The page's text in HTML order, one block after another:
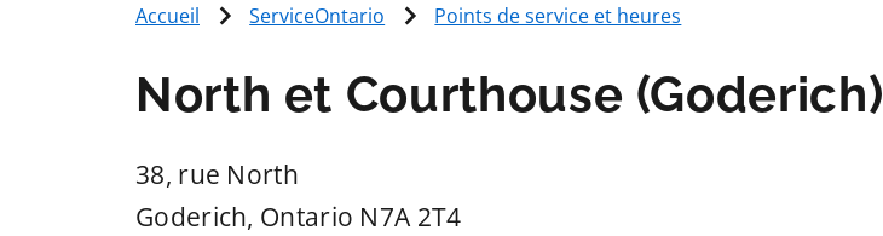
Accueil ServiceOntario Points de service et heures
North et Courthouse (Goderich)
38, rue North
Goderich, Ontario N7A 2T4